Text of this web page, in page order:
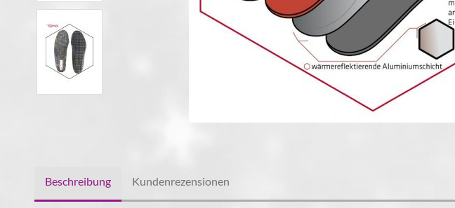
Beschreibung Kundenrezensionen